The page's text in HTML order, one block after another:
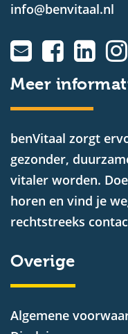
info@benvitaal.nl
Meer
benVitaal zorgt
gezonder,
vitaler worden.
horen en vind je
rechtstreeks
Overige
Algemene